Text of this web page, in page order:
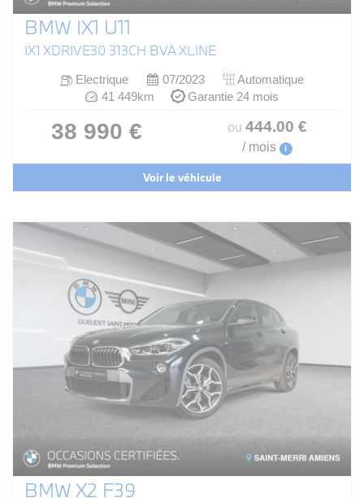
BMW IX1 U11
IX1 XDRIVE30 313CH BVA XLINE
Electrique 07/2023
Automatique
41 449km
Garantie 24 mois
38 990 € ou 444.00 €
/ mois i
Voir le véhicule
BMW X2 F39